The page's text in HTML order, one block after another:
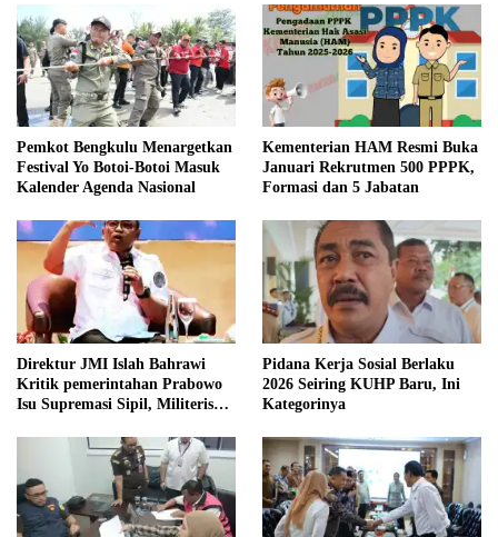
Pemkot Bengkulu Menargetkan
Festival Yo Botoi-Botoi Masuk
Kalender Agenda Nasional
Kementerian HAM Resmi Buka
Januari Rekrutmen 500 PPPK,
Formasi dan 5 Jabatan
Direktur JMI Islah Bahrawi
Kritik pemerintahan Prabowo
Isu Supremasi Sipil, Militerisasi,
Pidana Kerja Sosial Berlaku
2026 Seiring KUHP Baru, Ini
Kategorinya